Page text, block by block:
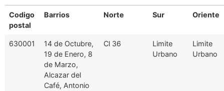
Codigo
postal
Barrios Norte Sur Oriente
630001
14 de Octubre,
19 de Enero, 8
de Marzo,
Alcazar del
Café, Antonio
Cl 36
Limite
Urbano
Limite
Urbano